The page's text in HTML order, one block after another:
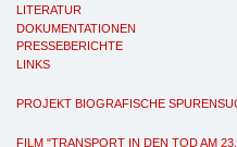
LITERATUR
DOKUMENTATIONEN
PRESSEBERICHTE
LINKS
PROJEKT BIOGRAFISCHE
FILM "TRANSPORT IN DEN TOD AM